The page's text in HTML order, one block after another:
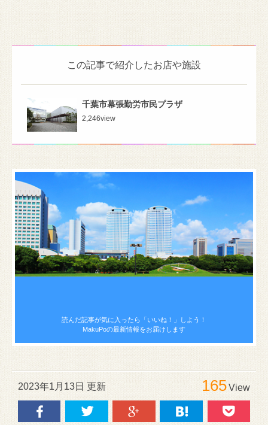
この記事で紹介したお店や施設
千葉市幕張勤労市民プラザ
2,246view
読んだ記事が気に入ったら 「いいね！」しよう！
MakuPoの最新情報をお届けします
2023年1月13日 更新 165View